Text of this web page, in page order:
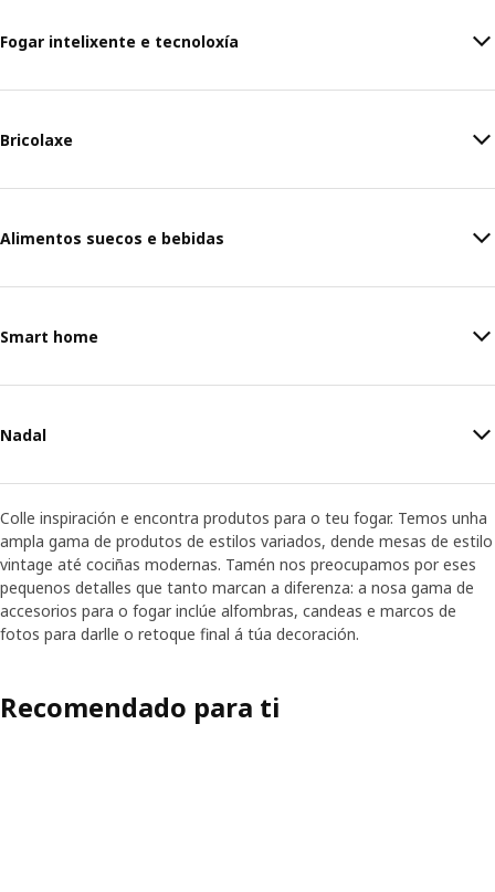
Fogar intelixente e tecnoloxía
Bricolaxe
Alimentos suecos e bebidas
Smart home
Nadal
Colle inspiración e encontra produtos para o teu fogar. Temos unha
ampla gama de produtos de estilos variados, dende mesas de estilo
vintage até cociñas modernas. Tamén nos preocupamos por eses
pequenos detalles que tanto marcan a diferenza: a nosa gama de
accesorios para o fogar inclúe alfombras, candeas e marcos de
fotos para darlle o retoque final á túa decoración.
Recomendado para ti